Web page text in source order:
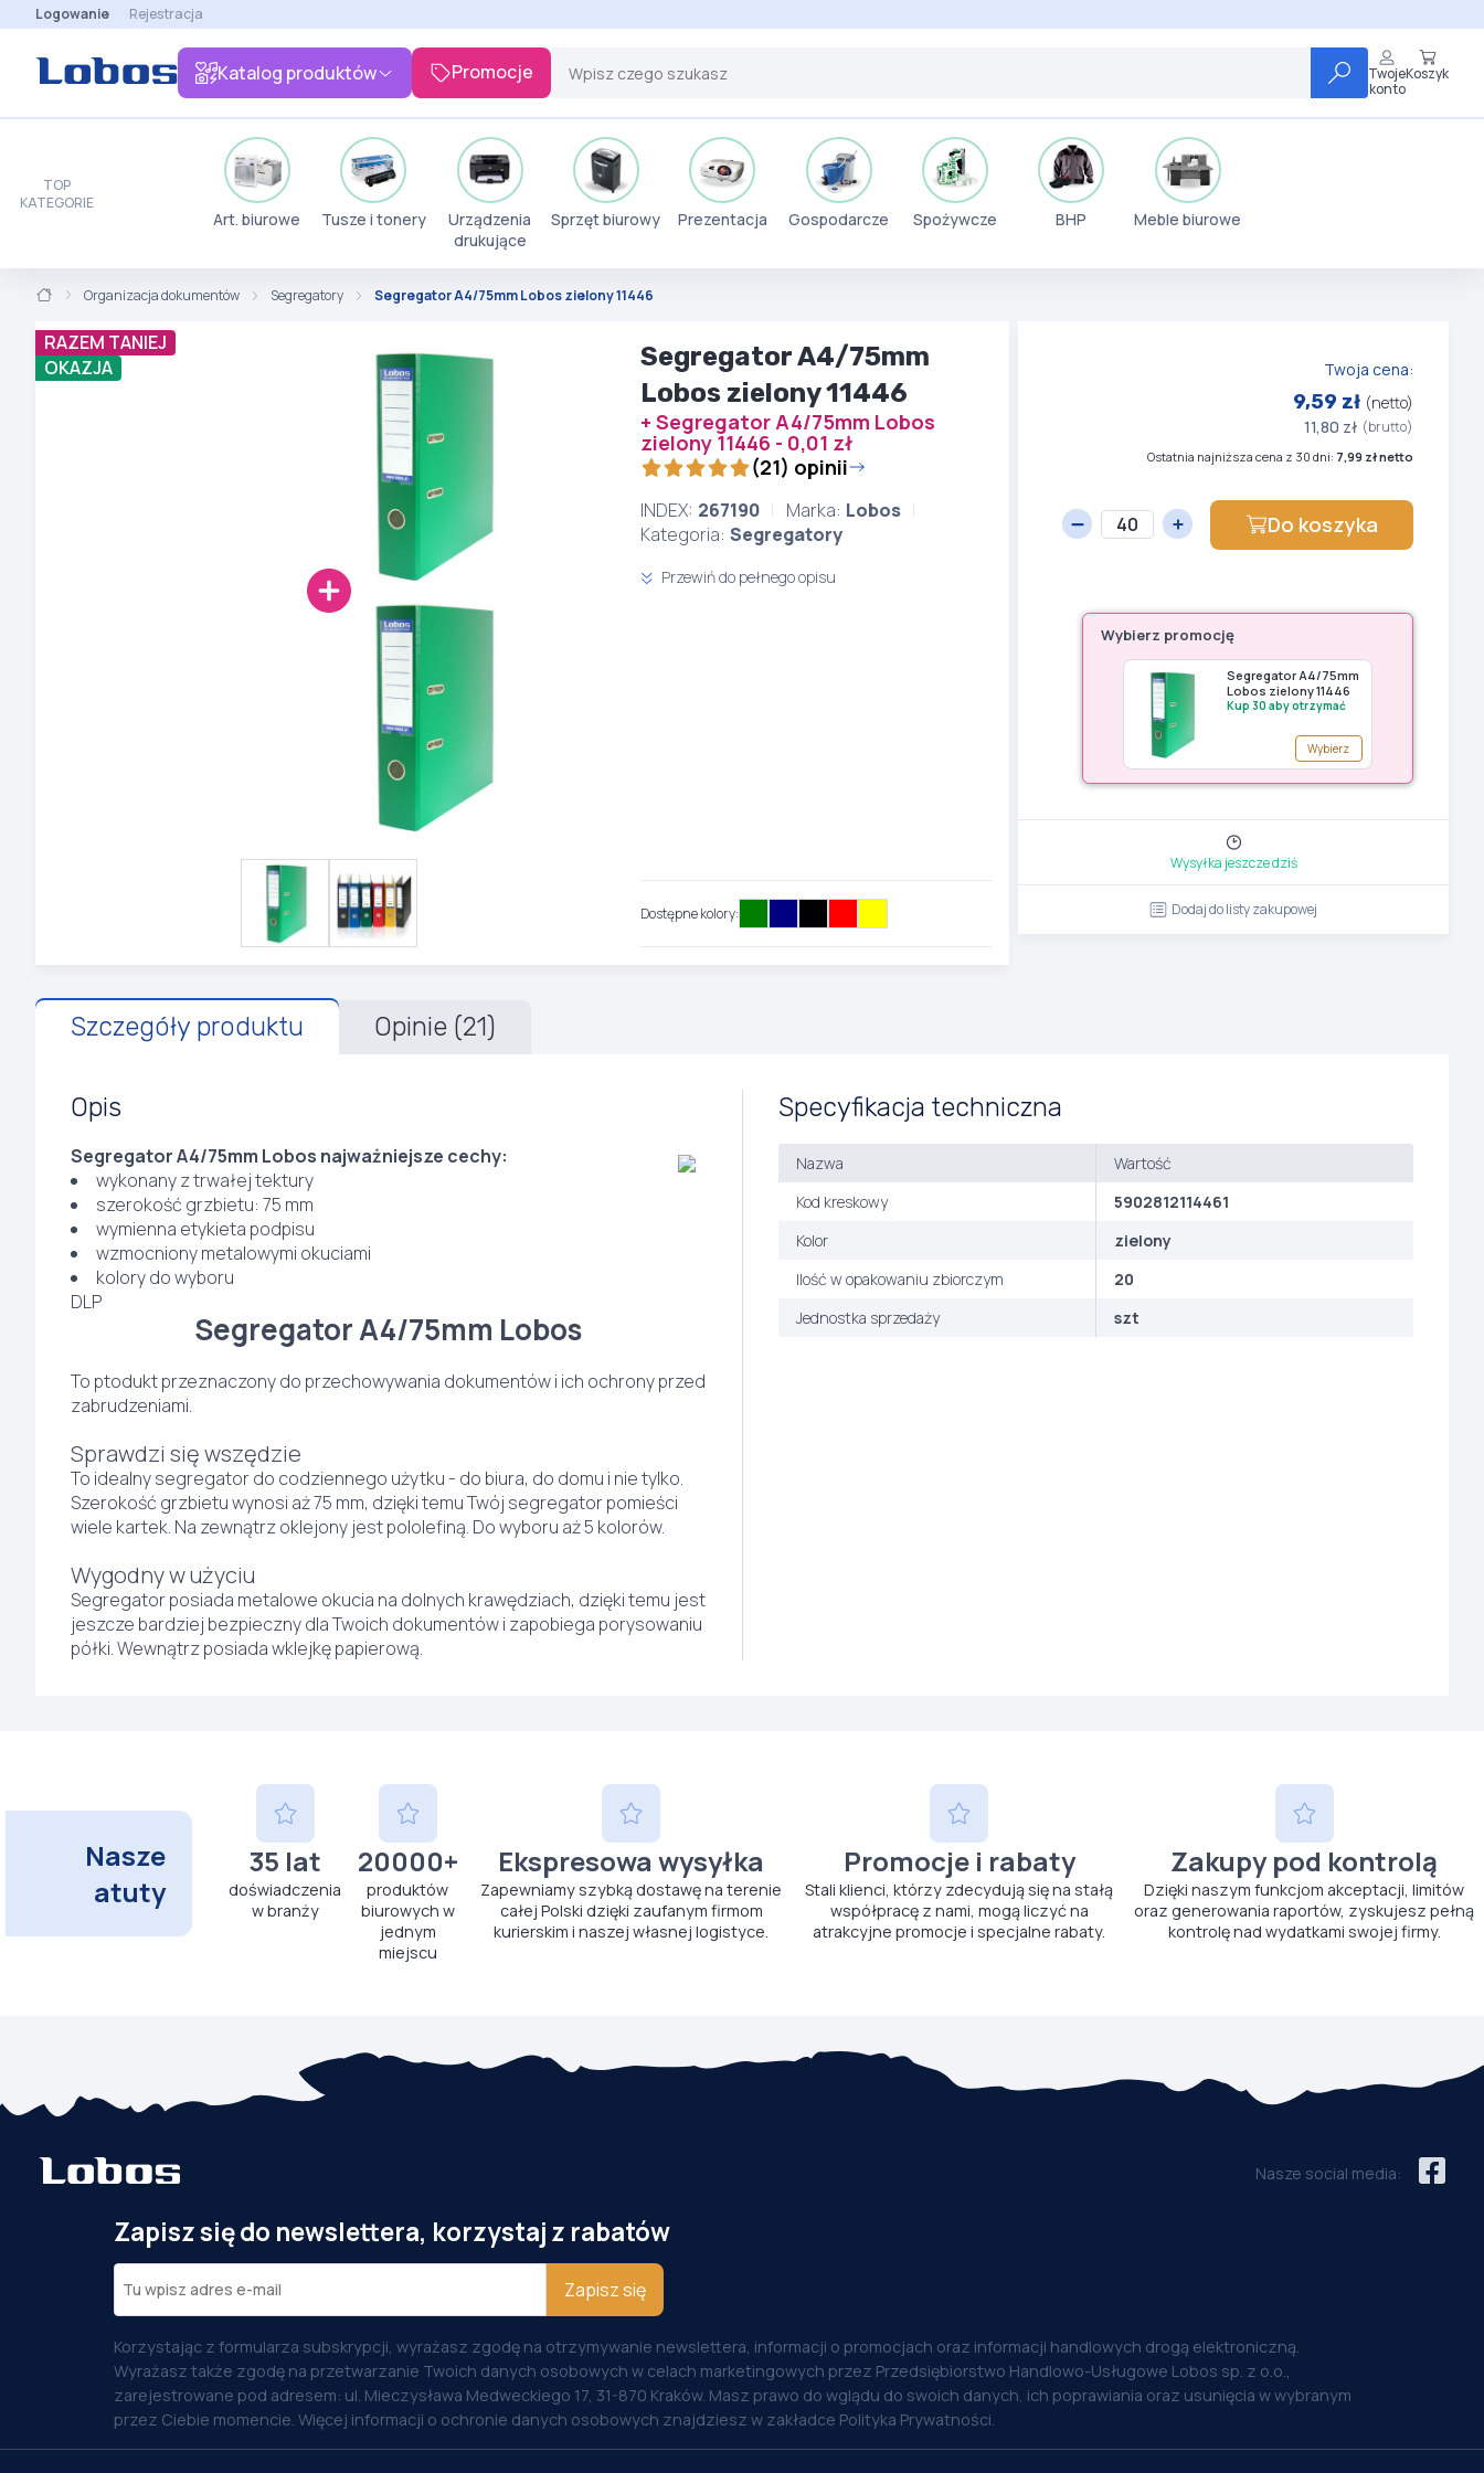
Logowanie Rejestracja
Katalog produktów Promocje
Twoje
konto
Koszyk
TOP
KATEGORIE
Art. biurowe Tusze i tonery
Urządzenia
drukujące
Sprzęt biurowy Prezentacja Gospodarcze Spożywcze BHP Meble biurowe
Organizacja dokumentów Segregatory Segregator A4/75mm Lobos zielony 11446
RAZEM TANIEJ
OKAZJA
Segregator A4/75mm
Lobos zielony 11446
+ Segregator A4/75mm Lobos
zielony 11446 - 0,01 zł
(21) opinii
INDEX: 267190 Marka: Lobos
Kategoria: Segregatory
Przewiń do pełnego opisu
Dostępne kolory:
Twoja cena:
9,59 zł (netto)
11,80 zł (brutto)
Ostatnia najniższa cena z 30 dni: 7,99 zł netto
Do koszyka
Wybierz promocję
Segregator A4/75mm
Lobos zielony 11446
Kup 30 aby otrzymać
Wybierz
Wysyłka jeszcze dziś
Dodaj do listy zakupowej
Szczegóły produktu Opinie (21)
Opis
Segregator A4/75mm Lobos najważniejsze cechy:
wykonany z trwałej tektury
szerokość grzbietu: 75 mm
wymienna etykieta podpisu
wzmocniony metalowymi okuciami
kolory do wyboru
DLP
Segregator A4/75mm Lobos
To ptodukt przeznaczony do przechowywania dokumentów i ich ochrony przed
zabrudzeniami.
Sprawdzi się wszędzie
To idealny segregator do codziennego użytku - do biura, do domu i nie tylko.
Szerokość grzbietu wynosi aż 75 mm, dzięki temu Twój segregator pomieści
wiele kartek. Na zewnątrz oklejony jest pololefiną. Do wyboru aż 5 kolorów.
Wygodny w użyciu
Segregator posiada metalowe okucia na dolnych krawędziach, dzięki temu jest
jeszcze bardziej bezpieczny dla Twoich dokumentów i zapobiega porysowaniu
półki. Wewnątrz posiada wklejkę papierową.
Specyfikacja techniczna
Nazwa
Wartość
Kod kreskowy
5902812114461
Kolor
zielony
Ilość w opakowaniu zbiorczym
20
Jednostka sprzedaży
szt
Nasze
atuty
35 lat
doświadczenia
w branży
20000+
produktów
biurowych w
jednym
miejscu
Ekspresowa wysyłka
Zapewniamy szybką dostawę na terenie
całej Polski dzięki zaufanym firmom
kurierskim i naszej własnej logistyce.
Promocje i rabaty
Stali klienci, którzy zdecydują się na stałą
współpracę z nami, mogą liczyć na
atrakcyjne promocje i specjalne rabaty.
Zakupy pod kontrolą
Dzięki naszym funkcjom akceptacji, limitów
oraz generowania raportów, zyskujesz pełną
kontrolę nad wydatkami swojej firmy.
Nasze social media:
Zapisz się do newslettera, korzystaj z rabatów
Zapisz się
Korzystając z formularza subskrypcji, wyrażasz zgodę na otrzymywanie newslettera, informacji o promocjach oraz informacji handlowych drogą elektroniczną.
Wyrażasz także zgodę na przetwarzanie Twoich danych osobowych w celach marketingowych przez Przedsiębiorstwo Handlowo-Usługowe Lobos sp. z o.o.,
zarejestrowane pod adresem: ul. Mieczysława Medweckiego 17, 31-870 Kraków. Masz prawo do wglądu do swoich danych, ich poprawiania oraz usunięcia w wybranym
przez Ciebie momencie. Więcej informacji o ochronie danych osobowych znajdziesz w zakładce Polityka Prywatności.